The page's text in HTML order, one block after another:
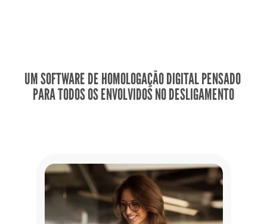
UM SOFTWARE DE HOMOLOGAÇÃO DIGITAL PENSADO
PARA TODOS OS ENVOLVIDOS NO DESLIGAMENTO